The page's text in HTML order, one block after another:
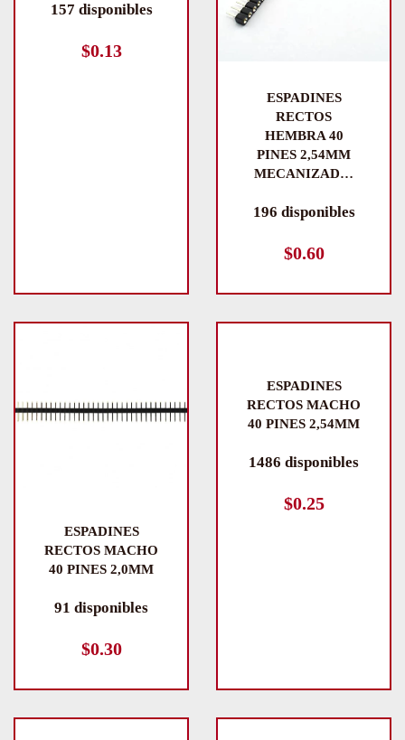
157 disponibles
$0.13
ESPADINES
RECTOS
HEMBRA 40
PINES 2,54MM
MECANIZAD…
196 disponibles
$0.60
ESPADINES
RECTOS MACHO
40 PINES 2,0MM
91 disponibles
$0.30
ESPADINES
RECTOS MACHO
40 PINES 2,54MM
1486 disponibles
$0.25